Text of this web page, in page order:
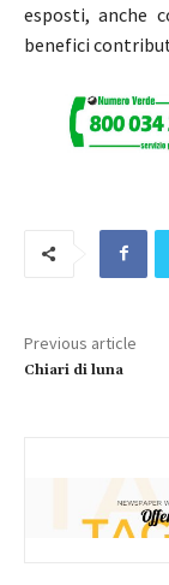
esposti, anche
benefici
Previous article
Chiari di luna